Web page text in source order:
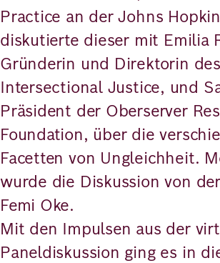
Practice an der Johns
diskutierte dieser mit Emilia
Gründerin und Direktorin
Intersectional Justice, und
Präsident der Oberserver
Foundation, über die
Facetten von Ungleichheit.
wurde die Diskussion von
Femi Oke.
Mit den Impulsen aus der
Paneldiskussion ging es in